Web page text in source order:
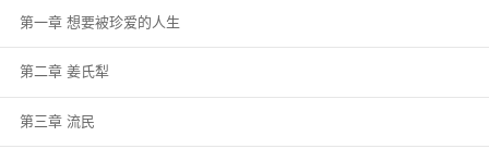
第一章 想要被珍爱的人生
第二章 姜氏犁
第三章 流民